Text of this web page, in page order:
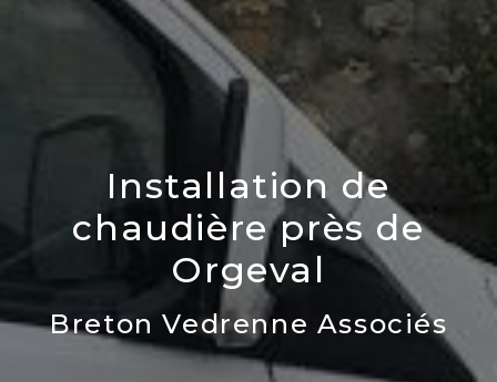
Installation de
chaudière près de
Orgeval
Breton Vedrenne Associés